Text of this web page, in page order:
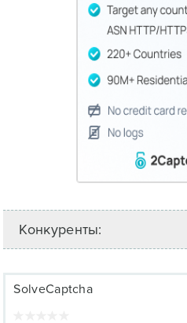
Конкуренты:
SolveCaptcha